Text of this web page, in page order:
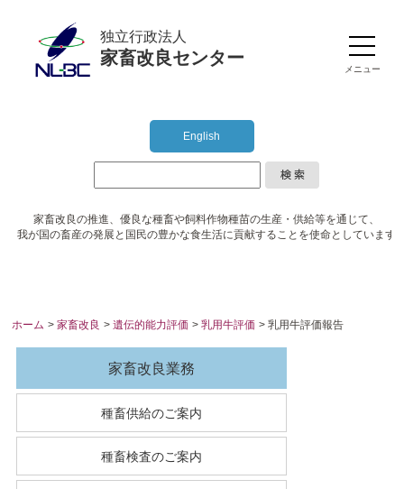
独立行政法人
家畜改良センター
メニュー
English
家畜改良の推進、優良な種畜や飼料作物種苗の生産・供給等を通じて、
我が国の畜産の発展と国民の豊かな食生活に貢献することを使命としています
ホーム >家畜改良 >遺伝的能力評価 >乳用牛評価 > 乳用牛評価報告
家畜改良業務
種畜供給のご案内
種畜検査のご案内